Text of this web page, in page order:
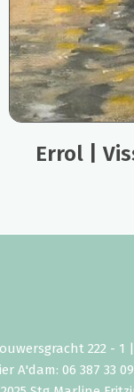
Errol |
222 - 1 |
A'dam: 06 387 33